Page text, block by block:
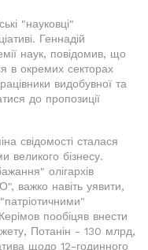
"науковці"
Геннадій
наук, повідомив, що
в окремих секторах
видобувної та
до пропозиції
свідомості сталася
великого бізнесу.
олігархів
важко навіть уявити,
пообіцяв внести
Потанін - 130 млрд,
щодо 12-годинного